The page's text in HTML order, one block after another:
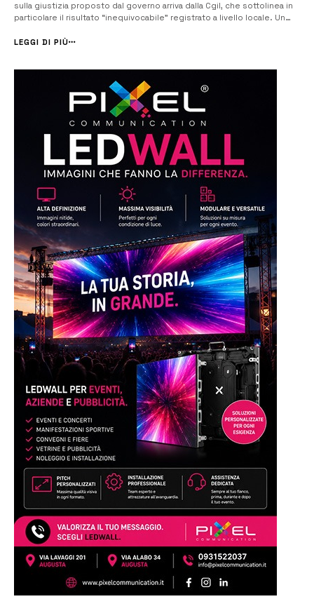
sulla giustizia proposto dal governo arriva dalla Cgil, che sottolinea in
particolare il risultato “inequivocabile” registrato a livello locale. Un
parte dei cittadini a difesa degli equilibri democratici sanci...
LEGGI DI PIÙ